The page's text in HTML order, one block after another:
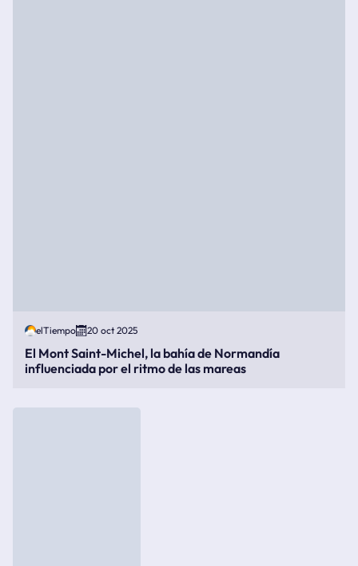
elTiempo 20 oct 2025
El Mont Saint-Michel, la bahía de Normandía
influenciada por el ritmo de las mareas